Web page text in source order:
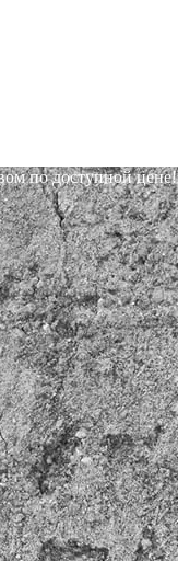
по доступной цене!